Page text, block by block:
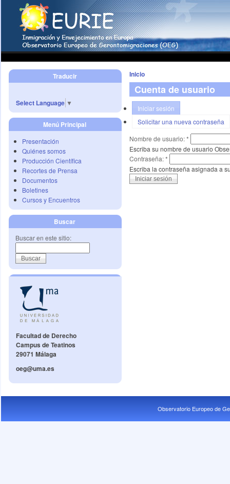
Traducir
Select Language ▼
Menú Principal
Presentación
Quiénes somos
Producción Científica
Recortes de Prensa
Documentos
Boletines
Cursos y Encuentros
Buscar
Buscar en este sitio:
Facultad de Derecho
Campus de Teatinos
29071 Málaga
oeg@uma.es
Inicio
Cuenta de usuario
Iniciar sesión
Solicitar una nueva contraseña
Nombre de usuario:*
Escriba su nombre de usuario
Contraseña:*
Escriba la contraseña asignada a
Observatorio Europeo de